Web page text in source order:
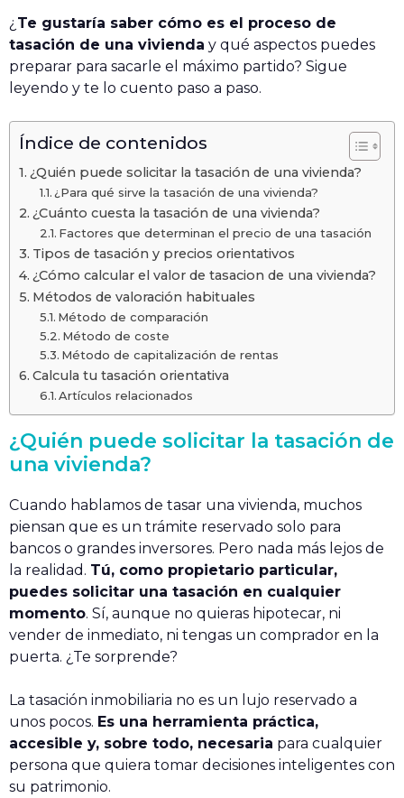
¿ Te gustaría saber cómo es el proceso de
tasación de una vivienda y qué aspectos puedes
preparar para sacarle el máximo partido? Sigue
leyendo y te lo cuento paso a paso.
Índice de contenidos
¿Quién puede solicitar la tasación de una vivienda?
¿Para qué sirve la tasación de una vivienda?
¿Cuánto cuesta la tasación de una vivienda?
Factores que determinan el precio de una tasación
Tipos de tasación y precios orientativos
¿Cómo calcular el valor de tasacion de una vivienda?
Métodos de valoración habituales
Método de comparación
Método de coste
Método de capitalización de rentas
Calcula tu tasación orientativa
Artículos relacionados
¿Quién puede solicitar la tasación de
una vivienda?
Cuando hablamos de tasar una vivienda, muchos
piensan que es un trámite reservado solo para
bancos o grandes inversores. Pero nada más lejos de
la realidad. Tú, como propietario particular,
puedes solicitar una tasación en cualquier
momento. Sí, aunque no quieras hipotecar, ni
vender de inmediato, ni tengas un comprador en la
puerta. ¿Te sorprende?
La tasación inmobiliaria no es un lujo reservado a
unos pocos. Es una herramienta práctica,
accesible y, sobre todo, necesaria para cualquier
persona que quiera tomar decisiones inteligentes con
su patrimonio.